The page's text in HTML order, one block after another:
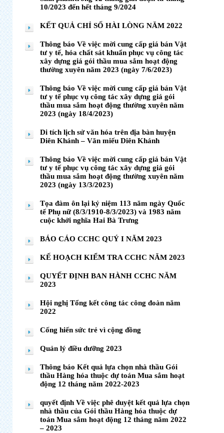
10/2023 đến hết tháng 9/2024
KẾT QUẢ CHỈ SỐ HÀI LÒNG NĂM 2022
Thông báo Về việc mời cung cấp giá bán Vật
tư y tế, hóa chất sát khuẩn phục vụ công tác
xây dựng giá gói thầu mua sắm hoạt động
thường xuyên năm 2023 (ngày 7/6/2023)
Thông báo Về việc mời cung cấp giá bán Vật
tư y tế phục vụ công tác xây dựng giá gói
thầu mua sắm hoạt động thường xuyên năm
2023 (ngày 18/4/2023)
Di tích lịch sử văn hóa trên địa bàn huyện
Diên Khánh – Văn miếu Diên Khánh
Thông báo Về việc mời cung cấp giá bán Vật
tư y tế phục vụ công tác xây dựng giá gói
thầu mua sắm hoạt động thường xuyên năm
2023 (ngày 13/3/2023)
Tọa đàm ôn lại kỷ niệm 113 năm ngày Quốc
tế Phụ nữ (8/3/1910-8/3/2023) và 1983 năm
cuộc khởi nghĩa Hai Bà Trưng
BÁO CÁO CCHC QUÝ I NĂM 2023
KẾ HOẠCH KIỂM TRA CCHC NĂM 2023
QUYẾT ĐỊNH BAN HÀNH CCHC NĂM
2023
Hội nghị Tổng kết công tác công đoàn năm
2022
Cống hiến sức trẻ vì cộng đồng
Quản lý điều dưỡng 2023
Thông báo Kết quả lựa chọn nhà thầu Gói
thầu Hàng hóa thuộc dự toán Mua sắm hoạt
động 12 tháng năm 2022-2023
quyết định Về việc phê duyệt kết quả lựa chọn
nhà thầu của Gói thầu Hàng hóa thuộc dự
toán Mua sắm hoạt động 12 tháng năm 2022
– 2023